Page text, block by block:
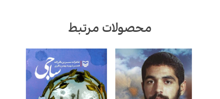
محصولات مرتبط